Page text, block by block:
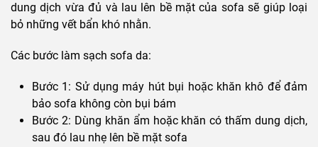
dung dịch vừa đủ và lau lên bề mặt của sofa sẽ giúp loại
bỏ những vết bẩn khó nhằn.
Các bước làm sạch sofa da:
Bước 1: Sử dụng máy hút bụi hoặc khăn khô để đảm
bảo sofa không còn bụi bám
Bước 2: Dùng khăn ẩm hoặc khăn có thấm dung dịch,
sau đó lau nhẹ lên bề mặt sofa